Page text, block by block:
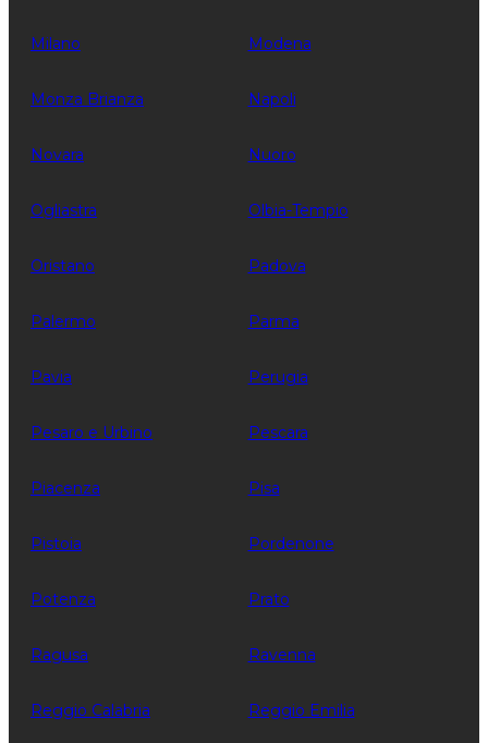
Milano Modena
Monza Brianza Napoli
Novara Nuoro
Ogliastra Olbia-Tempio
Oristano Padova
Palermo Parma
Pavia Perugia
Pesaro e Urbino Pescara
Piacenza Pisa
Pistoia Pordenone
Potenza Prato
Ragusa Ravenna
Reggio Calabria Reggio Emilia